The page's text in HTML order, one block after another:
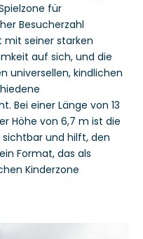
für
Besucherzahl
mit seiner starken
auf sich, und die
universellen, kindlichen
Bei einer Länge von 13
Höhe von 6,7 m ist die
und hilft, den
Format, das als
Kinderzone